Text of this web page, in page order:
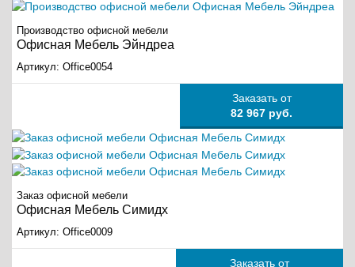
Производство офисной мебели
Офисная Мебель Эйндреа
Артикул: Office0054
Заказать от
82 967 руб.
Заказ офисной мебели
Офисная Мебель Симидх
Артикул: Office0009
Заказать от